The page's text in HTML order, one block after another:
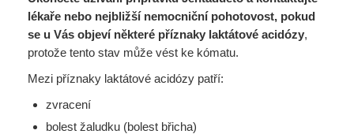
lékaře nebo nejbližší nemocniční pohotovost, pokud
se u Vás objeví některé příznaky laktátové acidózy,
protože tento stav může vést ke kómatu.
Mezi příznaky laktátové acidózy patří:
zvracení
bolest žaludku (bolest břicha)